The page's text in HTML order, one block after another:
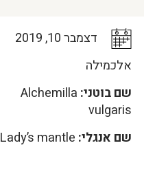
דצמבר 10, 2019
אלכמילה
שם בוטני: Alchemilla
vulgaris
שם אנגלי: Lady’s mantle